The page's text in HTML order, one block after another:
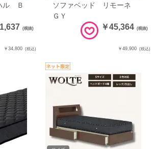
ル Ｂ
(税抜)
￥34,800 (税込)
ソファベッド リモーネ
ＧＹ
￥45,364 (税抜)
￥49,900 (税込)